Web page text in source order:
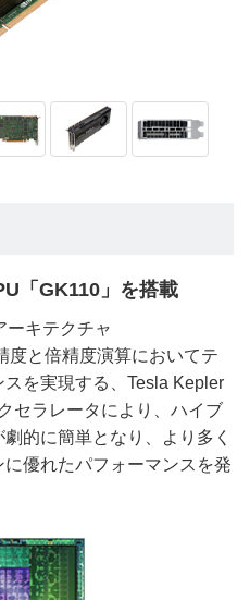
「GK110」を搭載
ーキテクチャ
度と倍精度演算においてテ
を実現する、Tesla Kepler
セラレータにより、ハイブ
的に簡単となり、より多く
優れたパフォーマンスを発